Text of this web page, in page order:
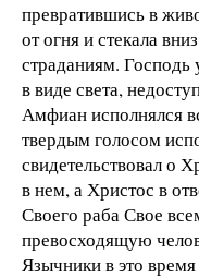
превратившись в
от огня и стекала
страдани­ям. Господь
в виде света,
Амфиан исполнял­ся
твердым голосом
свидетельствовал о
в нем, а Христос в
Своего раба Свое
превос­ходящую
Язычники в это